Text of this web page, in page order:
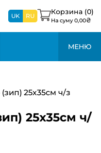
UK RU Корзина (0)
На суму 0,00₴
МЕНЮ
25х35см ч/з
25х35см ч/